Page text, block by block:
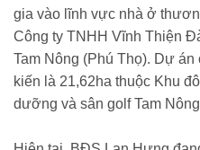
gia vào lĩnh vực nhà ở
Công ty TNHH Vĩnh Thiện
Tam Nông (Phú Thọ). Dự
kiến là 21,62ha thuộc Khu
dưỡng và sân golf Tam